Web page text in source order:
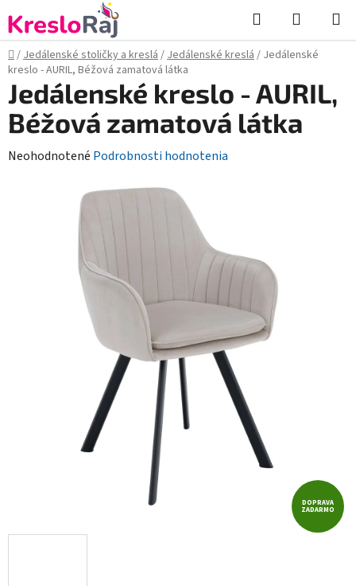
na
obsah
Hľadať
KOŠÍK
Domov
/Jedálenské stoličky a kreslá/Jedálenské kreslá/ Jedálenské
kreslo - AURIL, Béžová zamatová látka
Jedálenské kreslo - AURIL,
Béžová zamatová látka
Priemerné
Neohodnotené Podrobnosti hodnotenia
DOPRAVA
ZADARMO